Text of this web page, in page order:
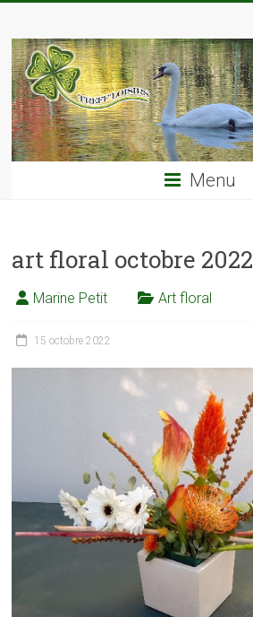
content
TREFF'LOISIRS
Menu
art floral octobre 2022
Marine Petit Art floral
15 octobre 2022